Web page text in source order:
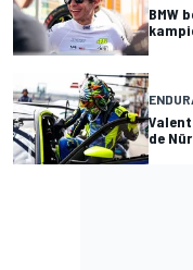
BMW
de